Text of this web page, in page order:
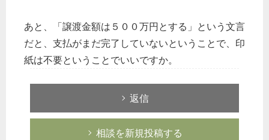
あと、「譲渡金額は５００万円とする」という文言
だと、支払がまだ完了していないということで、印
紙は不要ということでいいですか。
返信
相談を新規投稿する